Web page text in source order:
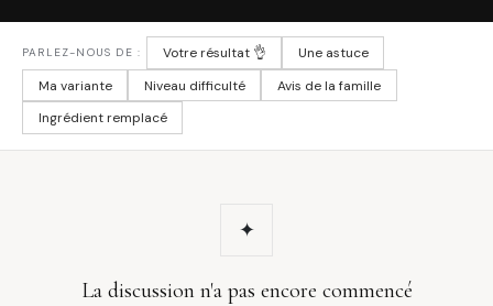
PARLEZ-NOUS DE : Votre résultat 👌
Une astuce
Ma variante
Niveau difficulté
Avis de la famille
Ingrédient remplacé
✦
La discussion n'a pas encore commencé